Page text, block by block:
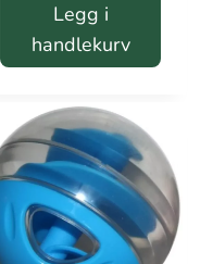
Legg i
handlekurv